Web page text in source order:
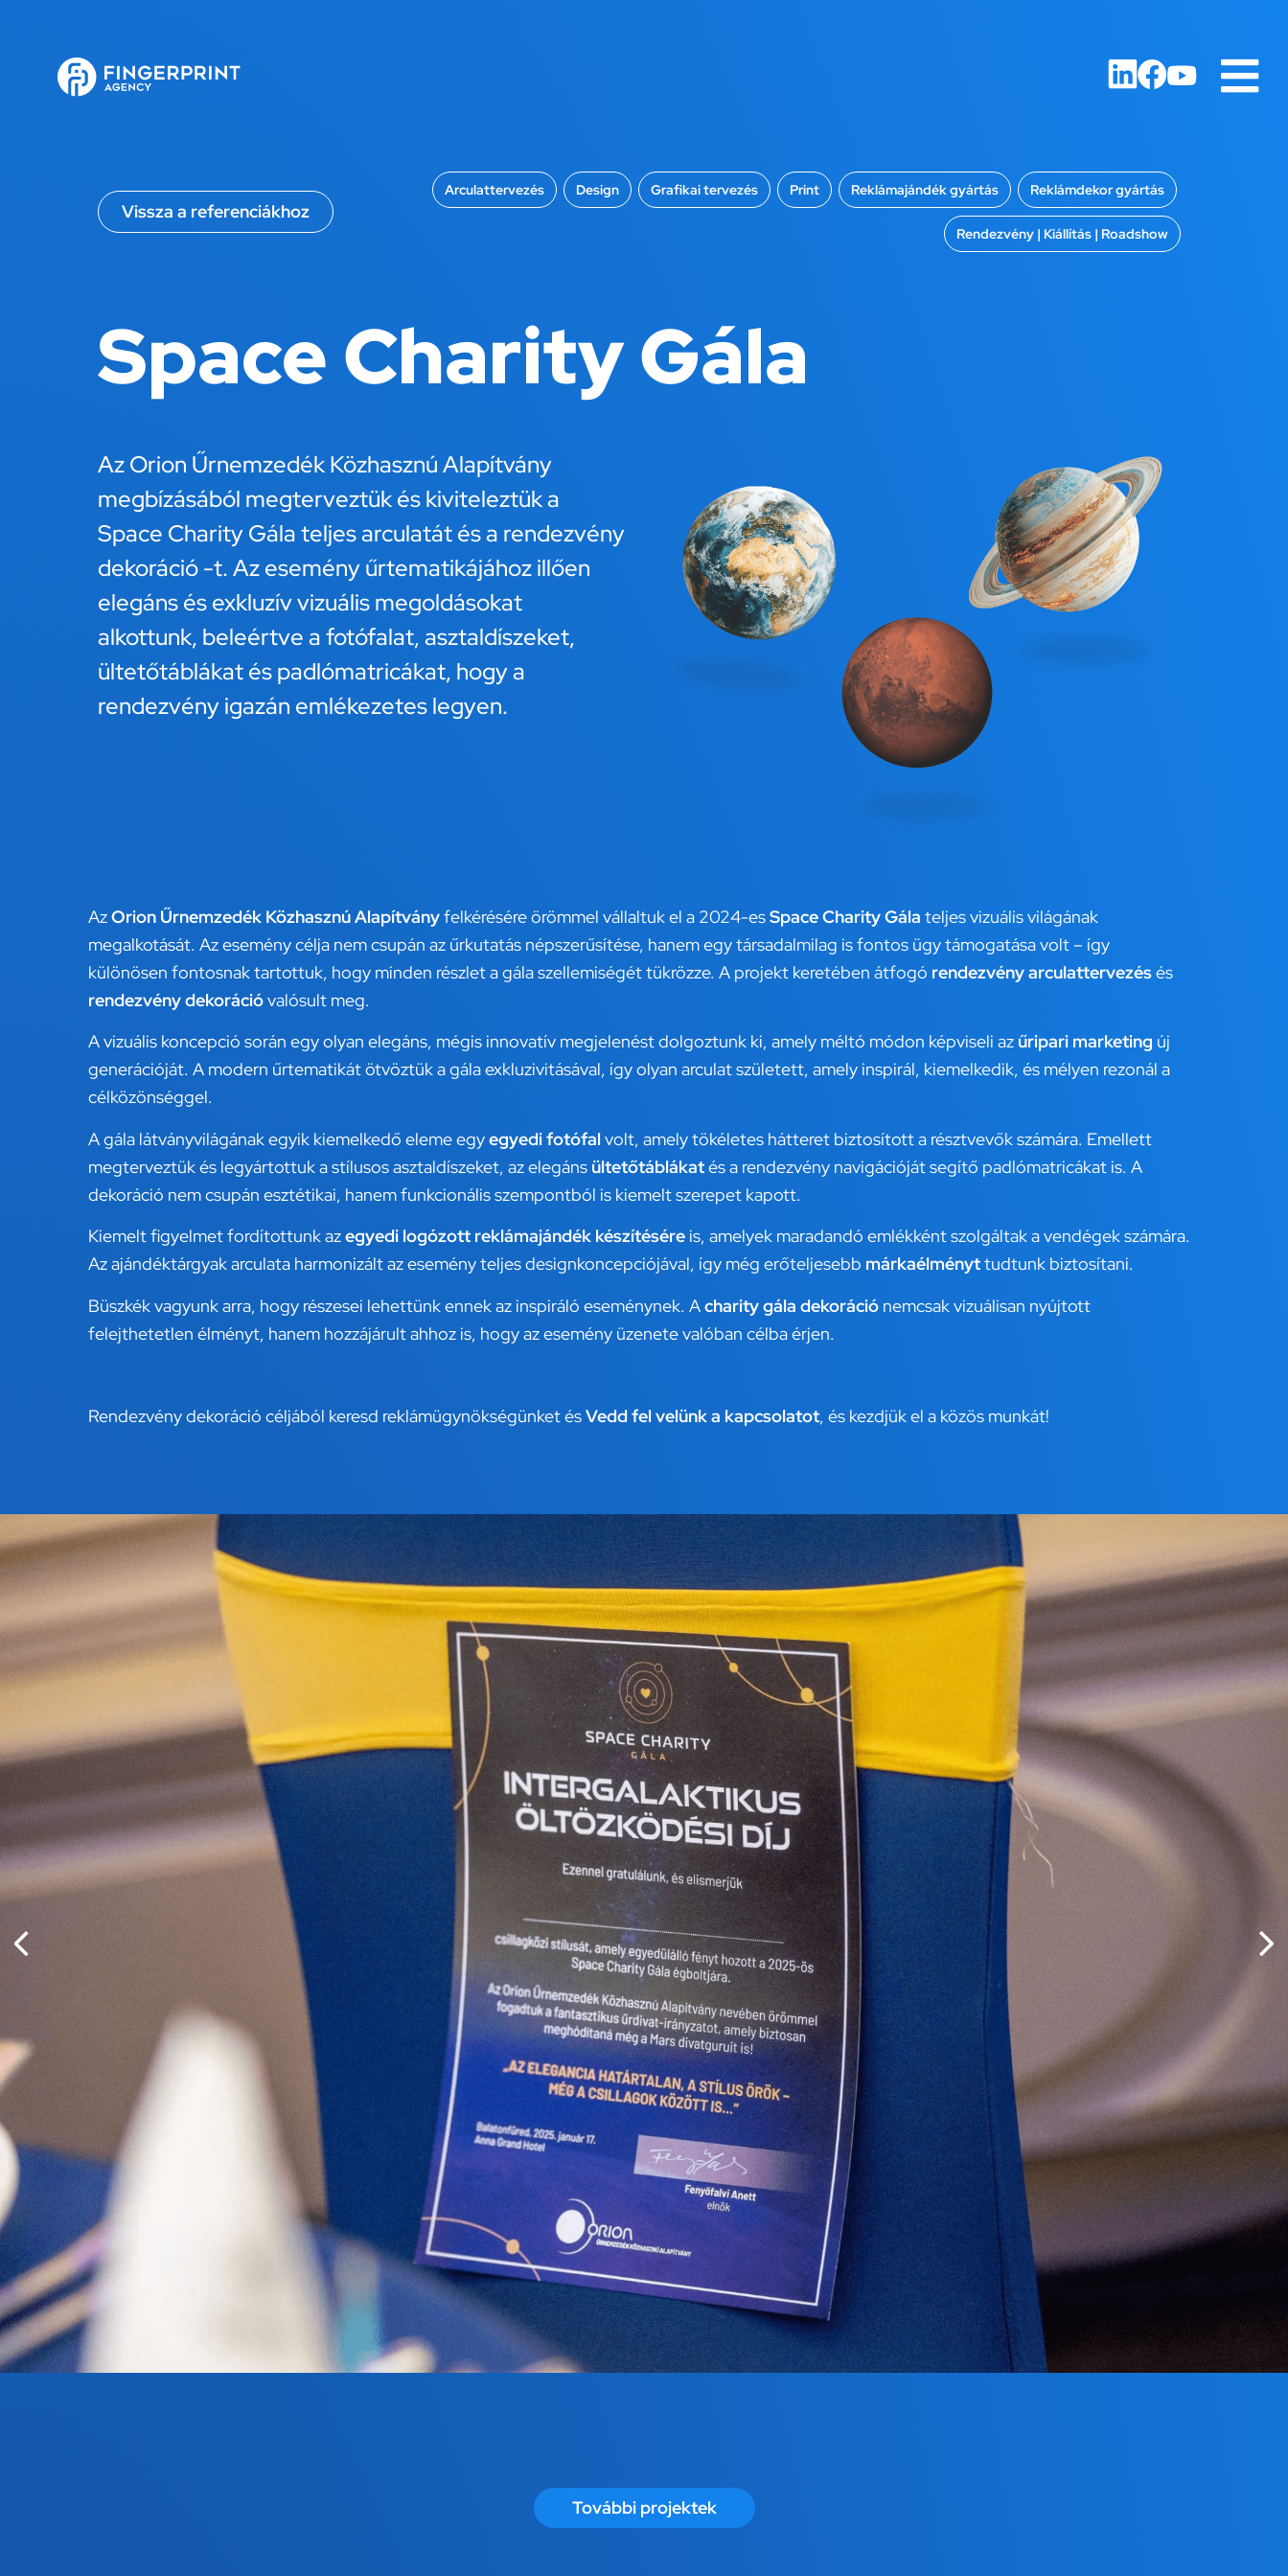
Vissza a referenciákhoz
Arculattervezés Design Grafikai tervezés Print Reklámajándék gyártás Reklámdekor gyártás
Rendezvény | Kiállítás | Roadshow
Space Charity Gála
Az Orion Űrnemzedék Közhasznú Alapítvány
megbízásából megterveztük és kiviteleztük a
Space Charity Gála teljes arculatát és a rendezvény
dekoráció -t. Az esemény űrtematikájához illően
elegáns és exkluzív vizuális megoldásokat
alkottunk, beleértve a fotófalat, asztaldíszeket,
ültetőtáblákat és padlómatricákat, hogy a
rendezvény igazán emlékezetes legyen.
AzOrion Űrnemzedék Közhasznú Alapítványfelkérésére örömmel vállaltuk el a 2024-esSpace Charity Gála teljes vizuális világának
megalkotását. Az esemény célja nem csupán az űrkutatás népszerűsítése, hanem egy társadalmilag is fontos ügy támogatása volt – így
különösen fontosnak tartottuk, hogy minden részlet a gála szellemiségét tükrözze. A projekt keretében átfogó rendezvény arculattervezésés
rendezvény dekorációvalósult meg.
A vizuális koncepció során egy olyan elegáns, mégis innovatív megjelenést dolgoztunk ki, amely méltó módon képviseli az űripari marketing új
generációját. A modern űrtematikát ötvöztük a gála exkluzivitásával, így olyan arculat született, amely inspirál, kiemelkedik, és mélyen rezonál a
célközönséggel.
A gála látványvilágának egyik kiemelkedő eleme egyegyedi fotófalvolt, amely tökéletes hátteret biztosított a résztvevők számára. Emellett
megterveztük és legyártottuk a stílusos asztaldíszeket, az elegáns ültetőtáblákatés a rendezvény navigációját segítő padlómatricákat is. A
dekoráció nem csupán esztétikai, hanem funkcionális szempontból is kiemelt szerepet kapott.
Kiemelt figyelmet fordítottunk azegyedi logózott reklámajándék készítésére is, amelyek maradandó emlékként szolgáltak a vendégek számára.
Az ajándéktárgyak arculata harmonizált az esemény teljes designkoncepciójával, így még erőteljesebb márkaélményttudtunk biztosítani.
Büszkék vagyunk arra, hogy részesei lehettünk ennek az inspiráló eseménynek. Acharity gála dekoráció nemcsak vizuálisan nyújtott
felejthetetlen élményt, hanem hozzájárult ahhoz is, hogy az esemény üzenete valóban célba érjen.
Rendezvény dekoráció céljából keresd reklámügynökségünket ésVedd fel velünk a kapcsolatot, és kezdjük el a közös munkát!
További projektek